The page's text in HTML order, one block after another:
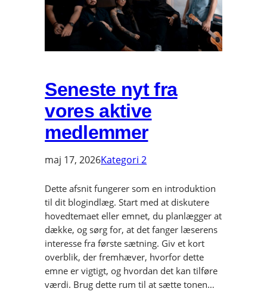
Seneste nyt fra
vores aktive
medlemmer
maj 17, 2026Kategori 2
Dette afsnit fungerer som en introduktion
til dit blogindlæg. Start med at diskutere
hovedtemaet eller emnet, du planlægger at
dække, og sørg for, at det fanger læserens
interesse fra første sætning. Giv et kort
overblik, der fremhæver, hvorfor dette
emne er vigtigt, og hvordan det kan tilføre
værdi. Brug dette rum til at sætte tonen…